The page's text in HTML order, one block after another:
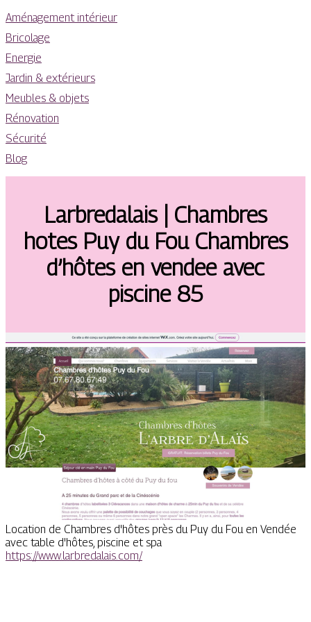
Aménagement intérieur
Bricolage
Energie
Jardin & extérieurs
Meubles & objets
Rénovation
Sécurité
Blog
Larbreda­lais | Chambres
hotes Puy du Fou Chambres
d’hôtes en vendee avec
piscine 85
Location de Chambres d'hôtes près du Puy du Fou en Vendée
avec table d'hôtes, piscine et spa
https://www.larbredalais.com/